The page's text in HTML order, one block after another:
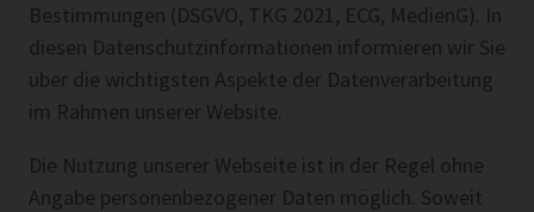
Bestimmungen (DSGVO, TKG 2021, ECG, MedienG). In
diesen Datenschutzinformationen informieren wir Sie
über die wichtigsten Aspekte der Datenverarbeitung
im Rahmen unserer Website.
Die Nutzung unserer Webseite ist in der Regel ohne
Angabe personenbezogener Daten möglich. Soweit